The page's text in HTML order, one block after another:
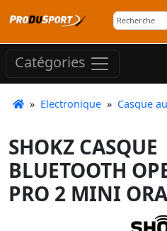
Catégories
» Electronique » Casque
SHOKZ CASQUE
BLUETOOTH
PRO 2 MINI